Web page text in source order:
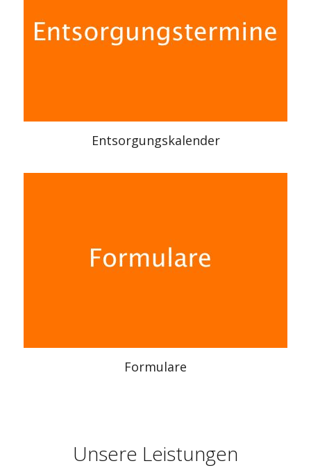
Entsorgungskalender
Formulare
Unsere Leistungen